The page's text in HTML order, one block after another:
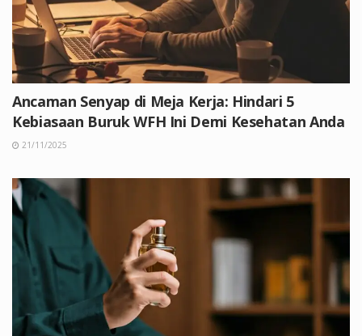
Ancaman Senyap di Meja Kerja: Hindari 5
Kebiasaan Buruk WFH Ini Demi Kesehatan Anda
21/11/2025